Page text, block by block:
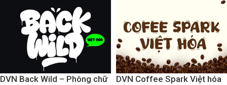
DVN Back Wild – Phông chữ
DVN Coffee Spark Việt hóa